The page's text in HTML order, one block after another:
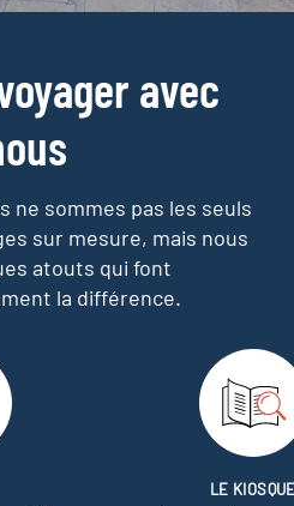
avec
ne sommes pas les seuls
sur mesure, mais nous
atouts qui font
la différence.
LE